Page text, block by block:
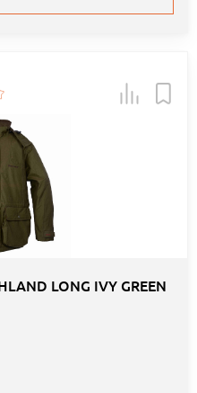
LONG IVY GREEN